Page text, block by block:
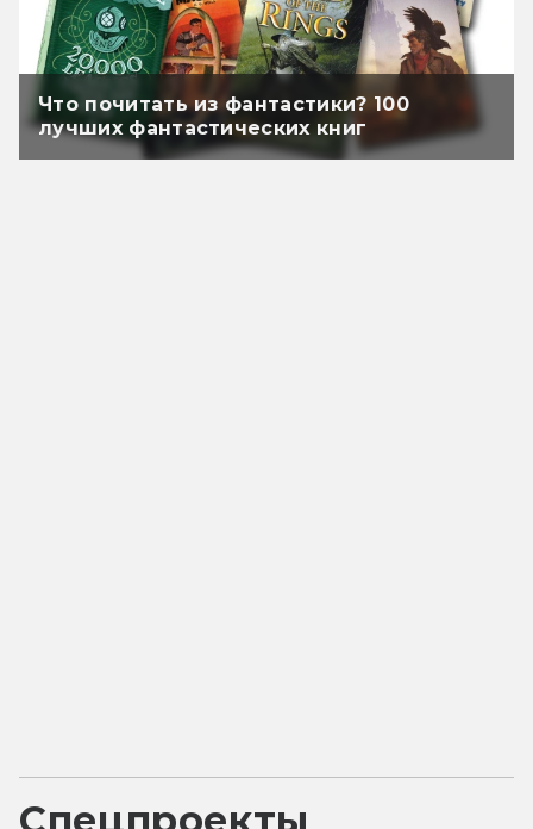
Что почитать из фантастики? 100
лучших фантастических книг